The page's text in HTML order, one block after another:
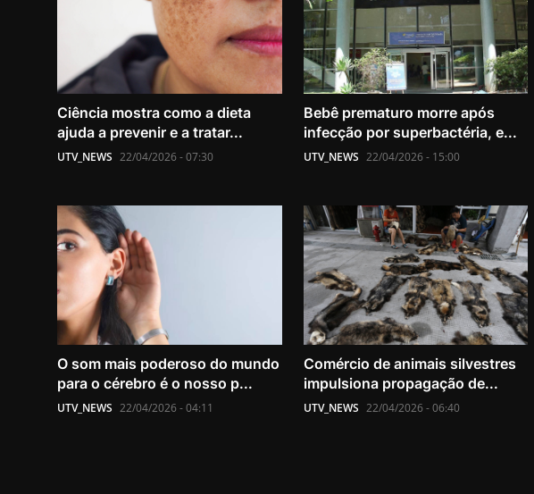
Ciência mostra como a dieta
ajuda a prevenir e a tratar...
UTV_NEWS 22/04/2026 - 07:30
Bebê prematuro morre após
infecção por superbactéria, e...
UTV_NEWS 22/04/2026 - 15:00
O som mais poderoso do mundo
para o cérebro é o nosso p...
UTV_NEWS 22/04/2026 - 04:11
Comércio de animais silvestres
impulsiona propagação de...
UTV_NEWS 22/04/2026 - 06:40